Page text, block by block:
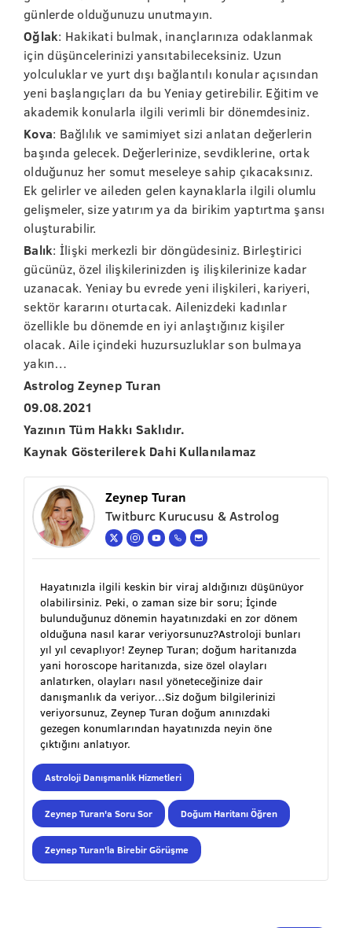
günlerde olduğunuzu unutmayın.
Oğlak: Hakikati bulmak, inançlarınıza odaklanmak
için düşüncelerinizi yansıtabileceksiniz. Uzun
yolculuklar ve yurt dışı bağlantılı konular açısından
yeni başlangıçları da bu Yeniay getirebilir. Eğitim ve
akademik konularla ilgili verimli bir dönemdesiniz.
Kova: Bağlılık ve samimiyet sizi anlatan değerlerin
başında gelecek. Değerlerinize, sevdiklerine, ortak
olduğunuz her somut meseleye sahip çıkacaksınız.
Ek gelirler ve aileden gelen kaynaklarla ilgili olumlu
gelişmeler, size yatırım ya da birikim yaptırtma şansı
oluşturabilir.
Balık: İlişki merkezli bir döngüdesiniz. Birleştirici
gücünüz, özel ilişkilerinizden iş ilişkilerinize kadar
uzanacak. Yeniay bu evrede yeni ilişkileri, kariyeri,
sektör kararını oturtacak. Ailenizdeki kadınlar
özellikle bu dönemde en iyi anlaştığınız kişiler
olacak. Aile içindeki huzursuzluklar son bulmaya
yakın…
Astrolog Zeynep Turan
09.08.2021
Yazının Tüm Hakkı Saklıdır.
Kaynak Gösterilerek Dahi Kullanılamaz
Zeynep Turan
Twitburc Kurucusu & Astrolog
Hayatınızla ilgili keskin bir viraj aldığınızı düşünüyor
olabilirsiniz. Peki, o zaman size bir soru; İçinde
bulunduğunuz dönemin hayatınızdaki en zor dönem
olduğuna nasıl karar veriyorsunuz?Astroloji bunları
yıl yıl cevaplıyor! Zeynep Turan; doğum haritanızda
yani horoscope haritanızda, size özel olayları
anlatırken, olayları nasıl yöneteceğinize dair
danışmanlık da veriyor…Siz doğum bilgilerinizi
veriyorsunuz, Zeynep Turan doğum anınızdaki
gezegen konumlarından hayatınızda neyin öne
çıktığını anlatıyor.
Astroloji Danışmanlık Hizmetleri
Zeynep Turan'a Soru Sor Doğum Haritanı Öğren
Zeynep Turan'la Birebir Görüşme